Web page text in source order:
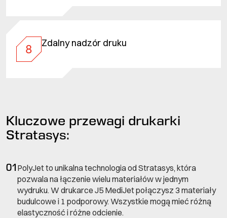
8 Zdalny nadzór druku
Kluczowe przewagi drukarki
Stratasys:
01 PolyJet to unikalna technologia od Stratasys, która
pozwala na łączenie wielu materiałów w jednym
wydruku. W drukarce J5 MediJet połączysz 3 materiały
budulcowe i 1 podporowy. Wszystkie mogą mieć różną
elastyczność i różne odcienie.